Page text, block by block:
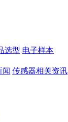
选型 电子样本
闻 传感器相关资讯